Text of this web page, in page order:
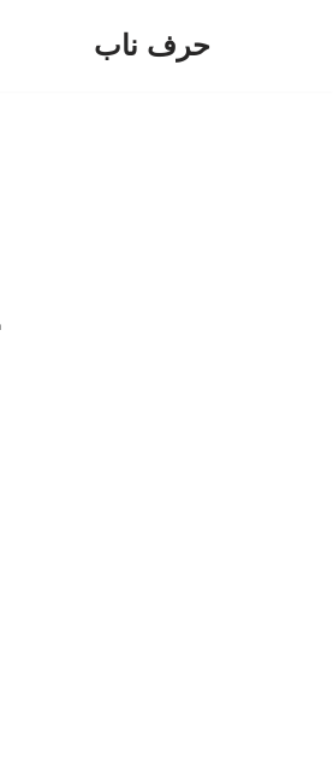
حرف ناب